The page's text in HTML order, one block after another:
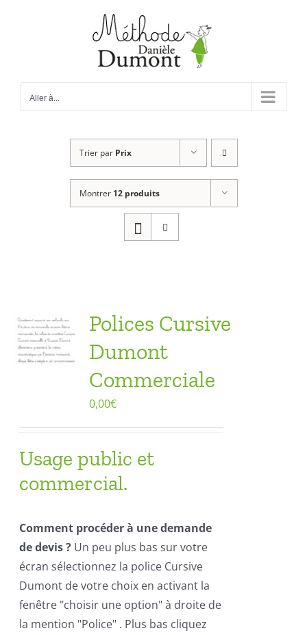
Aller à...
Trier par Prix
Montrer 12 produits
Polices Cursive
Dumont
Commerciale
0,00€
Usage public et
commercial.
Comment procéder à une demande
de devis ? Un peu plus bas sur votre
écran sélectionnez la police Cursive
Dumont de votre choix en activant la
fenêtre "choisir une option" à droite de
la mention "Police" . Plus bas cliquez